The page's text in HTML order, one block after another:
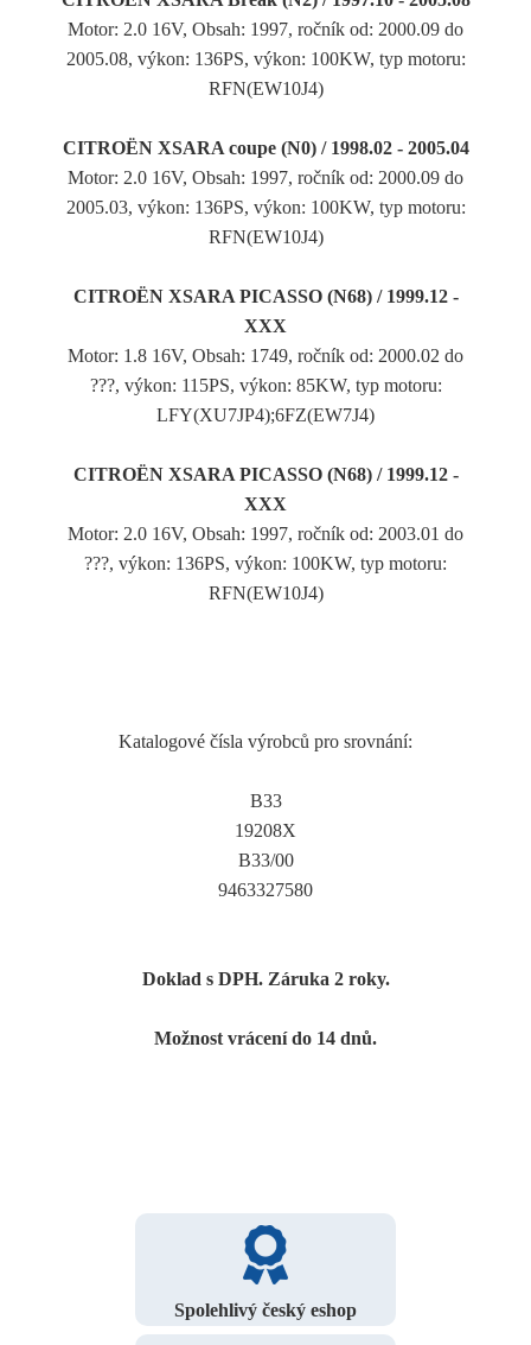
Motor: 2.0 16V, Obsah: 1997, ročník od: 2000.09 do
2005.08, výkon: 136PS, výkon: 100KW, typ motoru:
RFN(EW10J4)
CITROËN XSARA coupe (N0) / 1998.02 - 2005.04
Motor: 2.0 16V, Obsah: 1997, ročník od: 2000.09 do
2005.03, výkon: 136PS, výkon: 100KW, typ motoru:
RFN(EW10J4)
CITROËN XSARA PICASSO (N68) / 1999.12 -
XXX
Motor: 1.8 16V, Obsah: 1749, ročník od: 2000.02 do
???, výkon: 115PS, výkon: 85KW, typ motoru:
LFY(XU7JP4);6FZ(EW7J4)
CITROËN XSARA PICASSO (N68) / 1999.12 -
XXX
Motor: 2.0 16V, Obsah: 1997, ročník od: 2003.01 do
???, výkon: 136PS, výkon: 100KW, typ motoru:
RFN(EW10J4)
Katalogové čísla výrobců pro srovnání:
B33
19208X
B33/00
9463327580
Doklad s DPH. Záruka 2 roky.
Možnost vrácení do 14 dnů.
Spolehlivý český eshop